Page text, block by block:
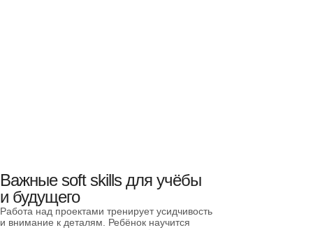
Важные soft skills для учёбы
и будущего
Работа над проектами тренирует усидчивость
и внимание к деталям. Ребёнок научится